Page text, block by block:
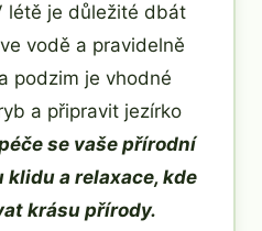
létě je důležité dbát
vodě a pravidelně
podzim je vhodné
a připravit jezírko
se vaše přírodní
klidu a relaxace, kde
krásu přírody.